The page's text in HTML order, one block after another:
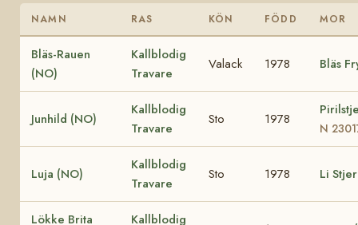
NAMN RAS KÖN FÖDD MOR
Bläs-Rauen
(NO)
Kallblodig
Travare
Valack 1978 Bläs
Junhild (NO)
Kallblodig
Travare
Sto 1978
N
Luja (NO)
Kallblodig
Travare
Sto 1978 Li
Lökke Brita
Kallblodig